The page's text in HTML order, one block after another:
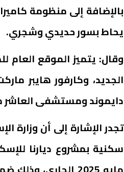
بالإضافة إلى منظومة
يحاط بسور حديدي وشجري.
وقال: يتميز الموقع
الجديد، وكارفور هايبر
دايموند ومستشفى
تجدر الإشارة إلى أن وزارة